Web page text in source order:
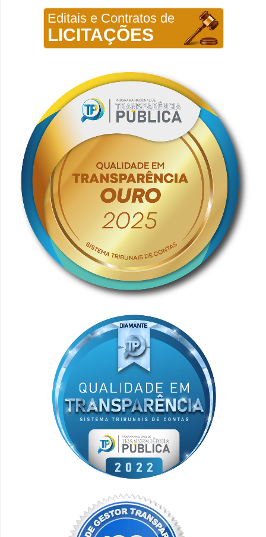
Editais e Contratos de
LICITAÇÕES